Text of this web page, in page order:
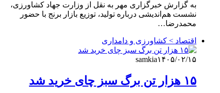
به گزارش خبرگزاری مهر به نقل از وزارت جهاد کشاورزی،
نشست هم‌اندیشی درباره تولید، توزیع بازار برنج با حضور
محمدرضا…
اقتصاد > کشاورزی و دامداری
samkia۱۴۰۵/۰۲/۱۵
۱۵ هزار تن برگ سبز چای خرید شد